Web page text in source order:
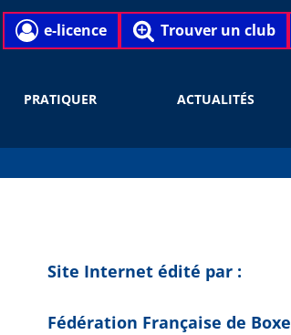
e-licence Trouver un club
PRATIQUER ACTUALITÉS
Site Internet édité par :
Fédération Française de Boxe